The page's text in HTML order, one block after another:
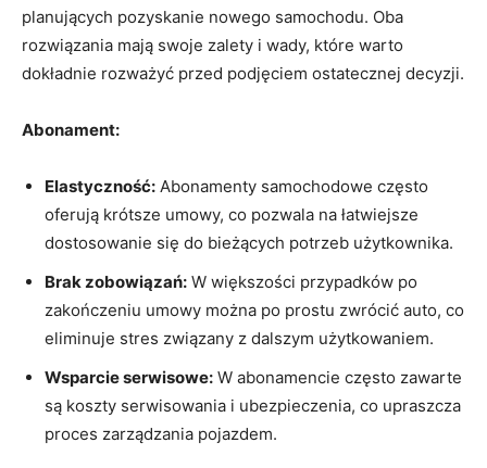
planujących pozyskanie nowego ‌samochodu. Oba
rozwiązania mają swoje zalety i wady, które warto
dokładnie rozważyć przed podjęciem⁤ ostatecznej decyzji.
Abonament:
Elastyczność: Abonamenty samochodowe często
oferują krótsze umowy, co pozwala na łatwiejsze
dostosowanie się do bieżących potrzeb użytkownika.
Brak zobowiązań: W większości przypadków ⁣po
zakończeniu umowy‍ można​ po prostu zwrócić⁣ auto,‍ co
eliminuje ⁣stres⁤ związany z dalszym ‍użytkowaniem.
Wsparcie serwisowe: W abonamencie często zawarte
są koszty serwisowania i ubezpieczenia, co upraszcza
proces zarządzania‍ pojazdem.